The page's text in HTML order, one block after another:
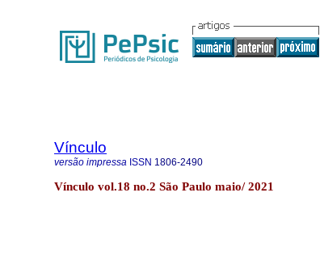
Vínculo
versão impressa ISSN 1806-2490
Vínculo vol.18 no.2 São Paulo maio/ 2021